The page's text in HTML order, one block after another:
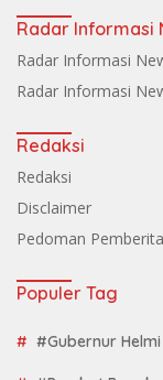
Radar Informasi
Radar Informasi
Radar Informasi
Redaksi
Redaksi
Disclaimer
Pedoman
Populer Tag
#Gubernur